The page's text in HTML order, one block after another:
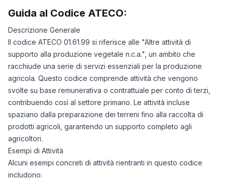
Guida al Codice ATECO:
Descrizione Generale
Il codice ATECO 01.61.99 si riferisce alle "Altre attività di
supporto alla produzione vegetale n.c.a.", un ambito che
racchiude una serie di servizi essenziali per la produzione
agricola. Questo codice comprende attività che vengono
svolte su base remunerativa o contrattuale per conto di terzi,
contribuendo così al settore primario. Le attività incluse
spaziano dalla preparazione dei terreni fino alla raccolta di
prodotti agricoli, garantendo un supporto completo agli
agricoltori.
Esempi di Attività
Alcuni esempi concreti di attività rientranti in questo codice
includono: